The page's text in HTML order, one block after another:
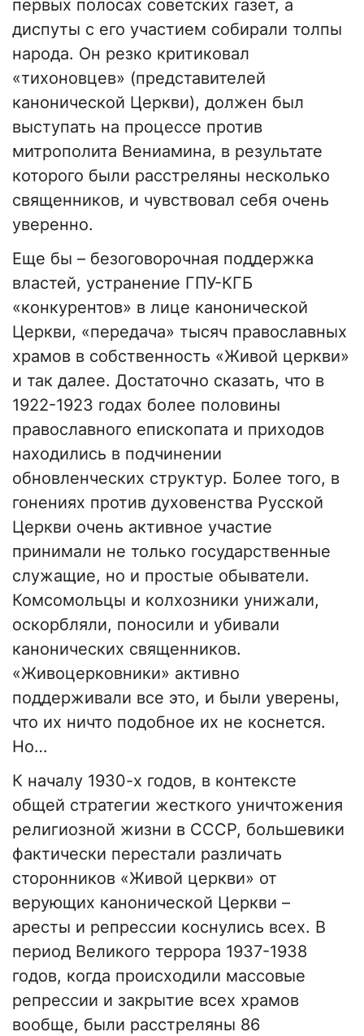
первых полосах советских газет, а
диспуты с его участием собирали толпы
народа. Он резко критиковал
«тихоновцев» (представителей
канонической Церкви), должен был
выступать на процессе против
митрополита Вениамина, в результате
которого были расстреляны несколько
священников, и чувствовал себя очень
уверенно.
Еще бы – безоговорочная поддержка
властей, устранение ГПУ-КГБ
«конкурентов» в лице канонической
Церкви, «передача» тысяч православных
храмов в собственность «Живой церкви»
и так далее. Достаточно сказать, что в
1922-1923 годах более половины
православного епископата и приходов
находились в подчинении
обновленческих структур. Более того, в
гонениях против духовенства Русской
Церкви очень активное участие
принимали не только государственные
служащие, но и простые обыватели.
Комсомольцы и колхозники унижали,
оскорбляли, поносили и убивали
канонических священников.
«Живоцерковники» активно
поддерживали все это, и были уверены,
что их ничто подобное их не коснется.
Но…
К началу 1930-х годов, в контексте
общей стратегии жесткого уничтожения
религиозной жизни в СССР, большевики
фактически перестали различать
сторонников «Живой церкви» от
верующих канонической Церкви –
аресты и репрессии коснулись всех. В
период Великого террора 1937-1938
годов, когда происходили массовые
репрессии и закрытие всех храмов
вообще, были расстреляны 86